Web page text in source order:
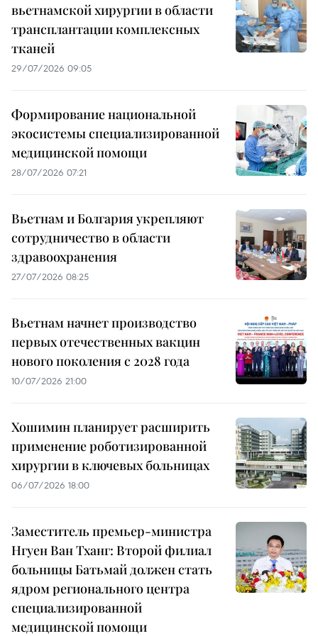
вьетнамской хирургии в области
трансплантации комплексных
тканей
29/07/2026 09:05
Формирование национальной
экосистемы специализированной
медицинской помощи
28/07/2026 07:21
Вьетнам и Болгария укрепляют
сотрудничество в области
здравоохранения
27/07/2026 08:25
Вьетнам начнет производство
первых отечественных вакцин
нового поколения с 2028 года
10/07/2026 21:00
Хошимин планирует расширить
применение роботизированной
хирургии в ключевых больницах
06/07/2026 18:00
Заместитель премьер-министра
Нгуен Ван Тханг: Второй филиал
больницы Батьмай должен стать
ядром регионального центра
специализированной
медицинской помощи